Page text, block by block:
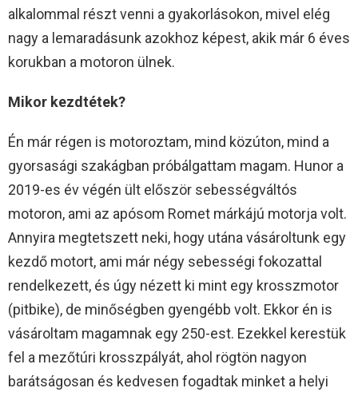
alkalommal részt venni a gyakorlásokon, mivel elég
nagy a lemaradásunk azokhoz képest, akik már 6 éves
korukban a motoron ülnek.
Mikor kezdtétek?
Én már régen is motoroztam, mind közúton, mind a
gyorsasági szakágban próbálgattam magam. Hunor a
2019-es év végén ült először sebességváltós
motoron, ami az apósom Romet márkájú motorja volt.
Annyira megtetszett neki, hogy utána vásároltunk egy
kezdő motort, ami már négy sebességi fokozattal
rendelkezett, és úgy nézett ki mint egy krosszmotor
(pitbike), de minőségben gyengébb volt. Ekkor én is
vásároltam magamnak egy 250-est. Ezekkel kerestük
fel a mezőtúri krosszpályát, ahol rögtön nagyon
barátságosan és kedvesen fogadtak minket a helyi